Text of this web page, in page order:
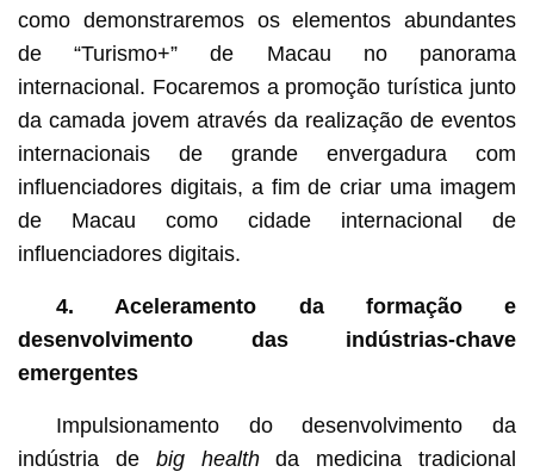
como demonstraremos os elementos abundantes
de “Turismo+” de Macau no panorama
internacional. Focaremos a promoção turística junto
da camada jovem através da realização de eventos
internacionais de grande envergadura com
influenciadores digitais, a fim de criar uma imagem
de Macau como cidade internacional de
influenciadores digitais.
4. Aceleramento da formação e
desenvolvimento das indústrias-chave
emergentes
Impulsionamento do desenvolvimento da
indústria de big healthda medicina tradicional